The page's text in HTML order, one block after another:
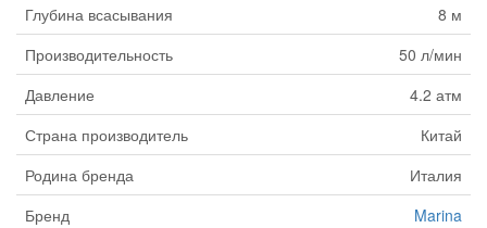
Глубина всасывания
8 м
Производительность
50 л/мин
Давление
4.2 атм
Страна производитель
Китай
Родина бренда
Италия
Бренд
Marina